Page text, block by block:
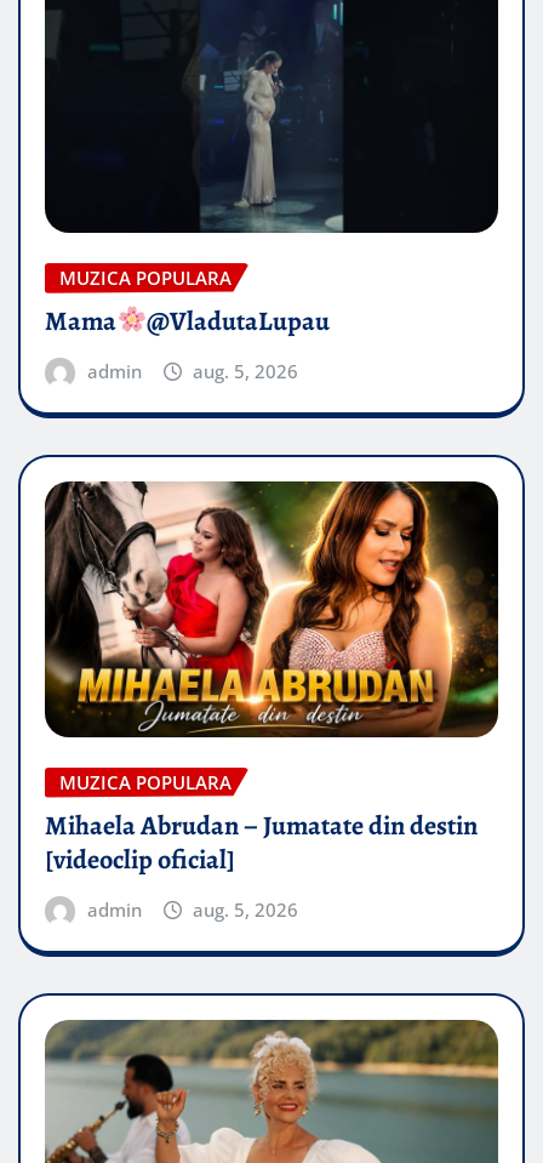
MUZICA POPULARA
Mama @VladutaLupau
admin aug. 5, 2026
MUZICA POPULARA
Mihaela Abrudan – Jumatate din destin
[videoclip oficial]
admin aug. 5, 2026